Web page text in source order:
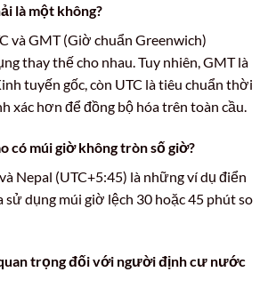
là một không?
và GMT (Giờ chuẩn Greenwich)
thay thế cho nhau. Tuy nhiên, GMT là
tuyến gốc, còn UTC là tiêu chuẩn thời
xác hơn để đồng bộ hóa trên toàn cầu.
có múi giờ không tròn số giờ?
Nepal (UTC+5:45) là những ví dụ điển
sử dụng múi giờ lệch 30 hoặc 45 phút so
trọng đối với người định cư nước